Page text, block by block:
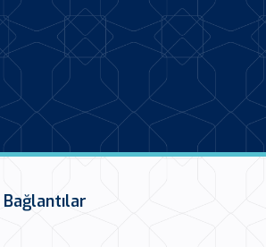
Bağlantılar